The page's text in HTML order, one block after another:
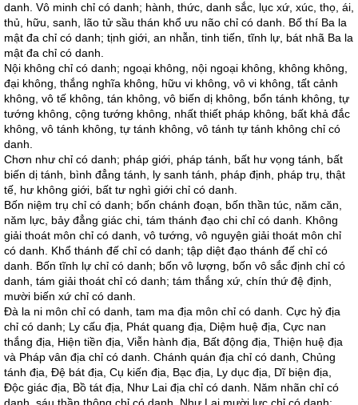
danh. Vô minh chỉ có danh; hành, thức, danh sắc, lục xứ, xúc, thọ, ái,
thủ, hữu, sanh, lão tử sầu thán khổ ưu não chỉ có danh. Bố thí Ba la
mật đa chỉ có danh; tịnh giới, an nhẫn, tinh tiến, tĩnh lự, bát nhã Ba la
mật đa chỉ có danh.
Nội không chỉ có danh; ngoại không, nội ngoại không, không không,
đại không, thắng nghĩa không, hữu vi không, vô vi không, tất cảnh
không, vô tế không, tán không, vô biến dị không, bổn tánh không, tự
tướng không, cộng tướng không, nhất thiết pháp không, bất khả đắc
không, vô tánh không, tự tánh không, vô tánh tự tánh không chỉ có
danh.
Chơn như chỉ có danh; pháp giới, pháp tánh, bất hư vọng tánh, bất
biến dị tánh, bình đẳng tánh, ly sanh tánh, pháp định, pháp trụ, thật
tế, hư không giới, bất tư nghì giới chỉ có danh.
Bốn niệm trụ chỉ có danh; bốn chánh đoạn, bốn thần túc, năm căn,
năm lực, bảy đẳng giác chi, tám thánh đạo chi chỉ có danh. Không
giải thoát môn chỉ có danh, vô tướng, vô nguyện giải thoát môn chỉ
có danh. Khổ thánh đế chỉ có danh; tập diệt đạo thánh đế chỉ có
danh. Bốn tĩnh lự chỉ có danh; bốn vô lượng, bốn vô sắc định chỉ có
danh, tám giải thoát chỉ có danh; tám thắng xứ, chín thứ đệ định,
mười biến xứ chỉ có danh.
Đà la ni môn chỉ có danh, tam ma địa môn chỉ có danh. Cực hỷ địa
chỉ có danh; Ly cấu địa, Phát quang địa, Diệm huệ địa, Cực nan
thắng địa, Hiện tiền địa, Viễn hành địa, Bất động địa, Thiện huệ địa
và Pháp vân địa chỉ có danh. Chánh quán địa chỉ có danh, Chủng
tánh địa, Đệ bát địa, Cụ kiến địa, Bạc địa, Ly dục địa, Dĩ biện địa,
Độc giác địa, Bồ tát địa, Như Lai địa chỉ có danh. Năm nhãn chỉ có